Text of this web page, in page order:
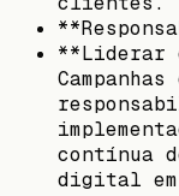
**Liderar
contínua
digital